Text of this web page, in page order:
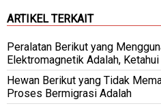
ARTIKEL TERKAIT
Peralatan Berikut yang
Elektromagnetik Adalah,
Hewan Berikut yang Tidak
Proses Bermigrasi Adalah